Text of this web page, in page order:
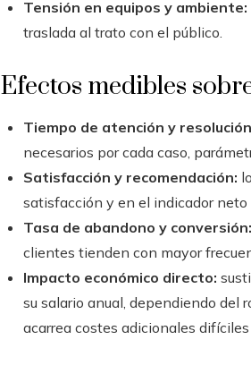
Tensión en equipos y ambiente:
traslada al trato con el público.
Efectos medibles
Tiempo de atención y
necesarios por cada caso,
Satisfacción y recomendación:
satisfacción y en el indicador neto
Tasa de abandono y conversión:
clientes tienden con mayor
Impacto económico directo:
su salario anual, dependiendo del
acarrea costes adicionales